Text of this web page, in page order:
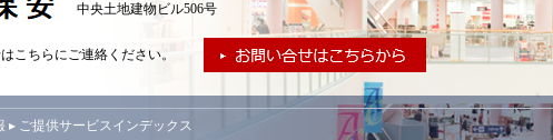
中央土地建物ビル506号
こちらにご連絡ください。
▸ ご提供サービスインデックス